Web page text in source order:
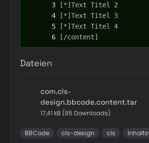
[/content]
Dateien
com.cls-
design.bbcode.content.tar
17,41 kB (85 Downloads)
BBCode cls-design cls